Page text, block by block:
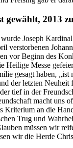
gewählt, 2013
Joseph
verstorbenen
vor Beginn des
Heilige Messe
gesagt haben, „ist
der letzten Neuheit
tief in der
macht uns
Kriterium an die
Trug und
müssen wir
wir die Herde